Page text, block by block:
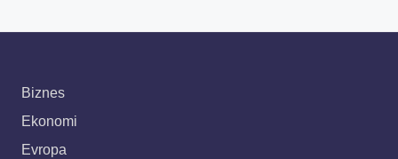
Biznes
Ekonomi
Evropa